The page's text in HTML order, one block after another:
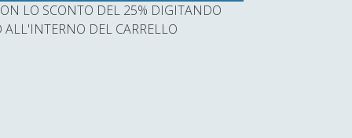
LO SCONTO DEL 25% DIGITANDO
DEL CARRELLO